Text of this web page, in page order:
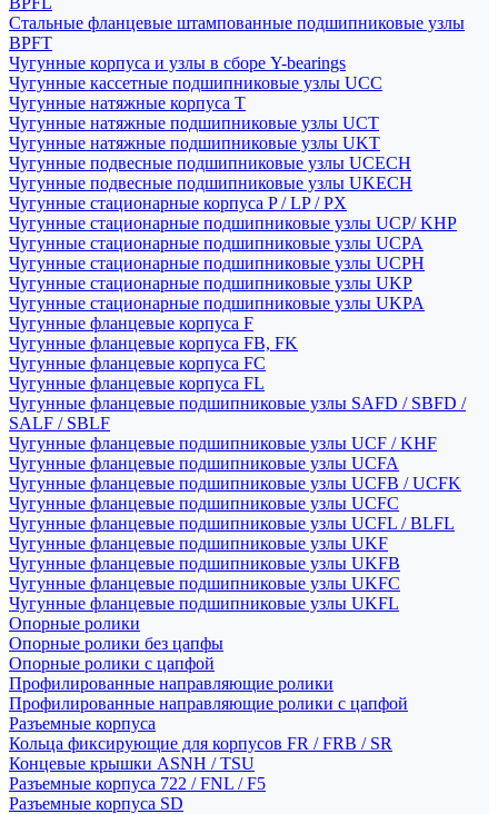
Стальные фланцевые штампованные подшипниковые узлы
BPFT
Чугунные корпуса и узлы в сборе Y-bearings
Чугунные кассетные подшипниковые узлы UCC
Чугунные натяжные корпуса T
Чугунные натяжные подшипниковые узлы UCT
Чугунные натяжные подшипниковые узлы UKT
Чугунные подвесные подшипниковые узлы UCECH
Чугунные подвесные подшипниковые узлы UKECH
Чугунные стационарные корпуса P / LP / PX
Чугунные стационарные подшипниковые узлы UCP/ KHP
Чугунные стационарные подшипниковые узлы UCPA
Чугунные стационарные подшипниковые узлы UCPH
Чугунные стационарные подшипниковые узлы UKP
Чугунные стационарные подшипниковые узлы UKPA
Чугунные фланцевые корпуса F
Чугунные фланцевые корпуса FB, FK
Чугунные фланцевые корпуса FC
Чугунные фланцевые корпуса FL
Чугунные фланцевые подшипниковые узлы SAFD / SBFD /
SALF / SBLF
Чугунные фланцевые подшипниковые узлы UCF / KHF
Чугунные фланцевые подшипниковые узлы UCFA
Чугунные фланцевые подшипниковые узлы UCFB / UCFK
Чугунные фланцевые подшипниковые узлы UCFC
Чугунные фланцевые подшипниковые узлы UCFL / BLFL
Чугунные фланцевые подшипниковые узлы UKF
Чугунные фланцевые подшипниковые узлы UKFB
Чугунные фланцевые подшипниковые узлы UKFC
Чугунные фланцевые подшипниковые узлы UKFL
Опорные ролики
Опорные ролики без цапфы
Опорные ролики с цапфой
Профилированные направляющие ролики
Профилированные направляющие ролики с цапфой
Разъемные корпуса
Кольца фиксирующие для корпусов FR / FRB / SR
Концевые крышки ASNH / TSU
Разъемные корпуса 722 / FNL / F5
Разъемные корпуса SD